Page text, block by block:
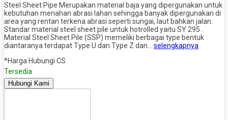
Steel Sheet Pipe Merupakan material baja yang dipergunakan untuk
kebutuhan menahan abrasi lahan sehingga banyak dipergunakan di
area yang rentan terkena abrasi seperti sungai, laut bahkan jalan.
Standar material steel sheet pile untuk hotrolled yaitu SY 295 .
Material Steel Sheet Pile (SSP) memeliki berbagai type bentuk
diantaranya terdapat Type U dan Type Z dan… selengkapnya
*Harga Hubungi CS
Tersedia
Hubungi Kami